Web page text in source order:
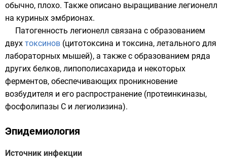
обычно, плохо. Также описано выращивание легионелл
на куриных эмбрионах.
Патогенность легионелл связана с образованием
двух токсинов (цитотоксина и токсина, летального для
лабораторных мышей), а также с образованием ряда
других белков, липополисахарида и некоторых
ферментов, обеспечивающих проникновение
возбудителя и его распространение (протеинкиназы,
фосфолипазы C и легиолизина).
Эпидемиология
Источник инфекции